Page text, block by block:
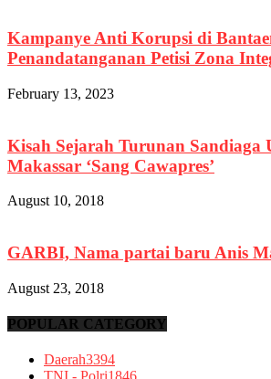
Kampanye Anti Korupsi di
Penandatanganan Petisi Zona
February 13, 2023
Kisah Sejarah Turunan Sandiaga
Makassar ‘Sang Cawapres’
August 10, 2018
GARBI, Nama partai baru Anis
August 23, 2018
POPULAR CATEGORY
Daerah3394